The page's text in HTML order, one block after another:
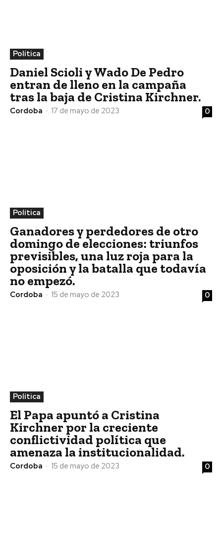
Política
Daniel Scioli y Wado De Pedro
entran de lleno en la campaña
tras la baja de Cristina Kirchner.
Cordoba - 17 de mayo de 2023 0
Política
Ganadores y perdedores de otro
domingo de elecciones: triunfos
previsibles, una luz roja para la
oposición y la batalla que todavía
no empezó.
Cordoba - 15 de mayo de 2023 0
Política
El Papa apuntó a Cristina
Kirchner por la creciente
conflictividad política que
amenaza la institucionalidad.
Cordoba - 15 de mayo de 2023 0